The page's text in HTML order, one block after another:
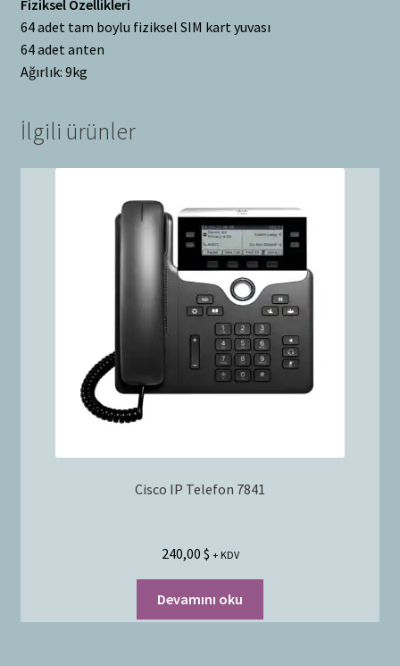
Fiziksel Özellikleri
64 adet tam boylu fiziksel SIM kart yuvası
64 adet anten
Ağırlık: 9kg
İlgili ürünler
Cisco IP Telefon 7841
240,00 $ + KDV
Devamını oku